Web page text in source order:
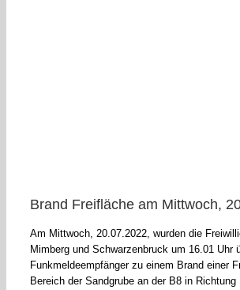
Brand Freifläche am Mittwoch,
Am Mittwoch, 20.07.2022, wurden die
Mimberg und Schwarzenbruck um 16.01 Uhr
Funkmeldeempfänger zu einem Brand einer
Bereich der Sandgrube an der B8 in